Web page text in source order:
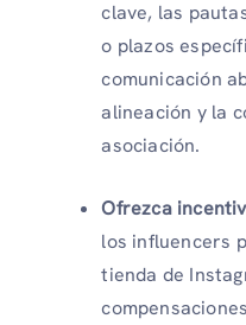
clave, las
o plazos
comunicación
alineación y la
asociación.
Ofrezca
los influencers
tienda de